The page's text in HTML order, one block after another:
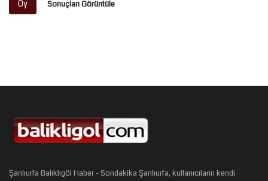
Oy Sonuçları Görüntüle
Şanlıurfa Balıklıgöl Haber - Sondakika Şanlıurfa, kullanıcıların kendi